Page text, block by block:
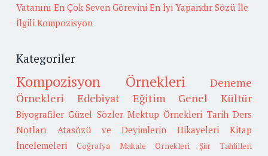
Vatanını En Çok Seven Görevini En İyi Yapandır Sözü İle
İlgili Kompozisyon
Kategoriler
Kompozisyon Örnekleri
Deneme
Örnekleri
Edebiyat Eğitim Genel Kültür
Biyografiler Güzel Sözler Mektup Örnekleri Tarih Ders
Notları
Atasözü ve Deyimlerin Hikayeleri
Kitap
İncelemeleri
Coğrafya Makale Örnekleri Şiir Tahlilleri